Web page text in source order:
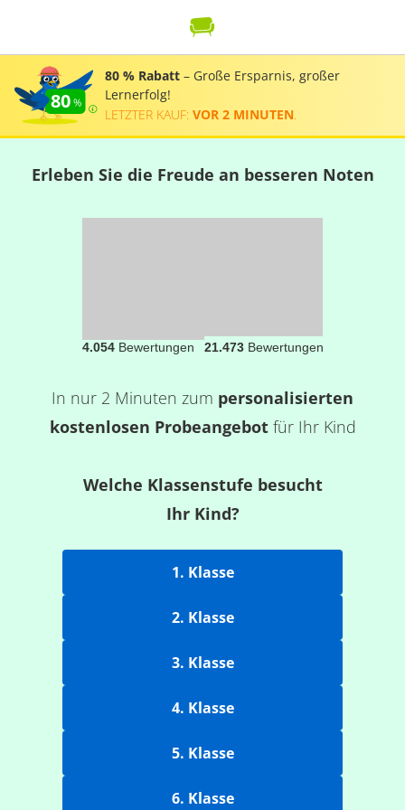
80
80 % Rabatt – Große Ersparnis, großer
Lernerfolg!
LETZTER KAUF: VOR 2 MINUTEN
Erleben Sie die Freude an besseren Noten
4.054Bewertungen 21.473Bewertungen
In nur 2 Minuten zum personalisierten
kostenlosen Probeangebotfür Ihr Kind
Welche Klassenstufe besucht
Ihr Kind?
1. Klasse
2. Klasse
3. Klasse
4. Klasse
5. Klasse
6. Klasse